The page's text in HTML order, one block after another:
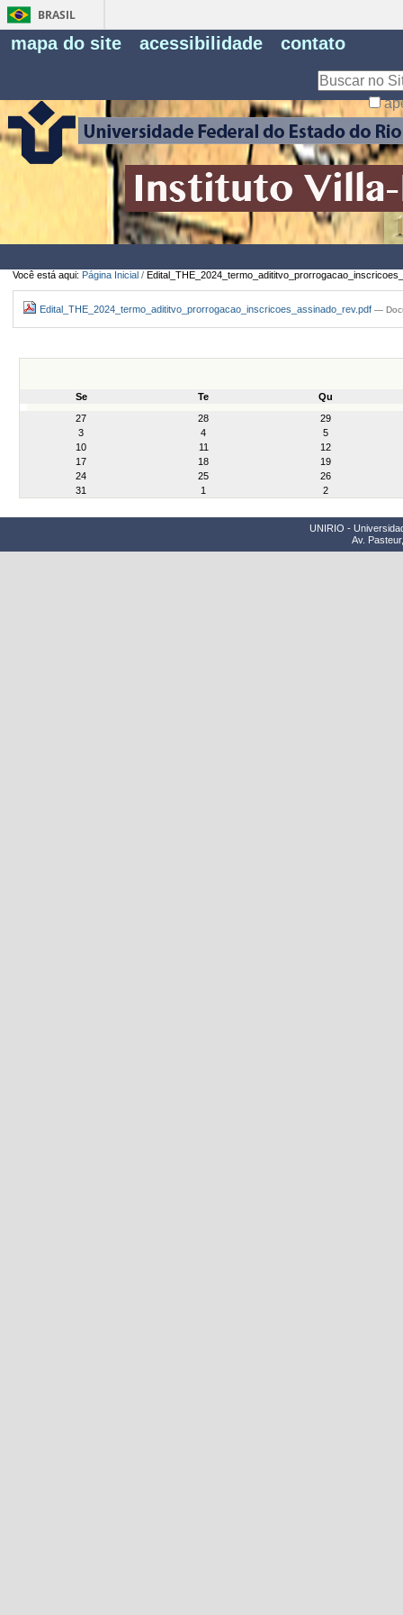
BRASIL
mapa do site acessibilidade contato
Você está aqui: Página Inicial /
Edital_THE_2024_termo_adititvo_prorrogacao_inscricoes_assinado_rev.pdf —
Se Te
Qu
27
28
29
3
4
5
10
11
12
17
18
19
24
25
26
31
1 2
UNIRIO -
Av.